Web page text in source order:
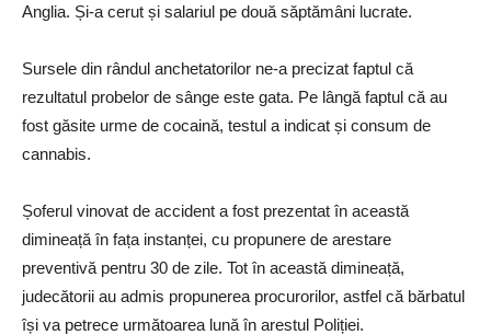
Anglia. Și-a cerut și salariul pe două săptămâni lucrate.
Sursele din rândul anchetatorilor ne-a precizat faptul că
rezultatul probelor de sânge este gata. Pe lângă faptul că au
fost găsite urme de cocaină, testul a indicat și consum de
cannabis.
Șoferul vinovat de accident a fost prezentat în această
dimineață în fața instanței, cu propunere de arestare
preventivă pentru 30 de zile. Tot în această dimineață,
judecătorii au admis propunerea procurorilor, astfel că bărbatul
își va petrece următoarea lună în arestul Poliției.